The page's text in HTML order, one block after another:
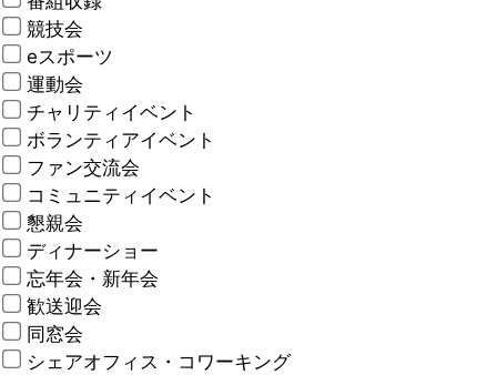
競技会
eスポーツ
運動会
チャリティイベント
ボランティアイベント
ファン交流会
コミュニティイベント
懇親会
ディナーショー
忘年会・新年会
歓送迎会
同窓会
シェアオフィス・コワーキング